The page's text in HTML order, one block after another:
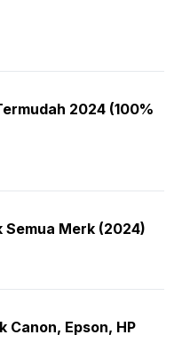
2024 (100%
Semua Merk (2024)
Canon, Epson, HP